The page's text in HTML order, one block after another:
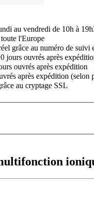
au vendredi de 10h à
l'Europe
grâce au numéro de suivi
jours ouvrés après
ouvrés après expédition
après expédition (selon
au cryptage SSL